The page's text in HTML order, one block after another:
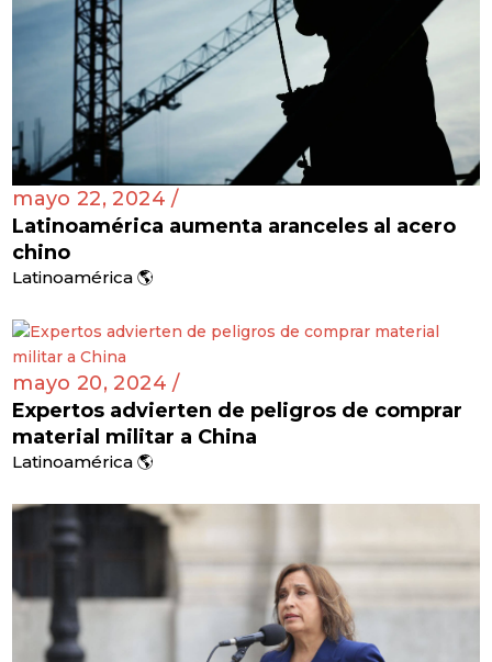
mayo 22, 2024 /
Latinoamérica aumenta aranceles al acero
chino
Latinoamérica 🌎
mayo 20, 2024 /
Expertos advierten de peligros de comprar
material militar a China
Latinoamérica 🌎